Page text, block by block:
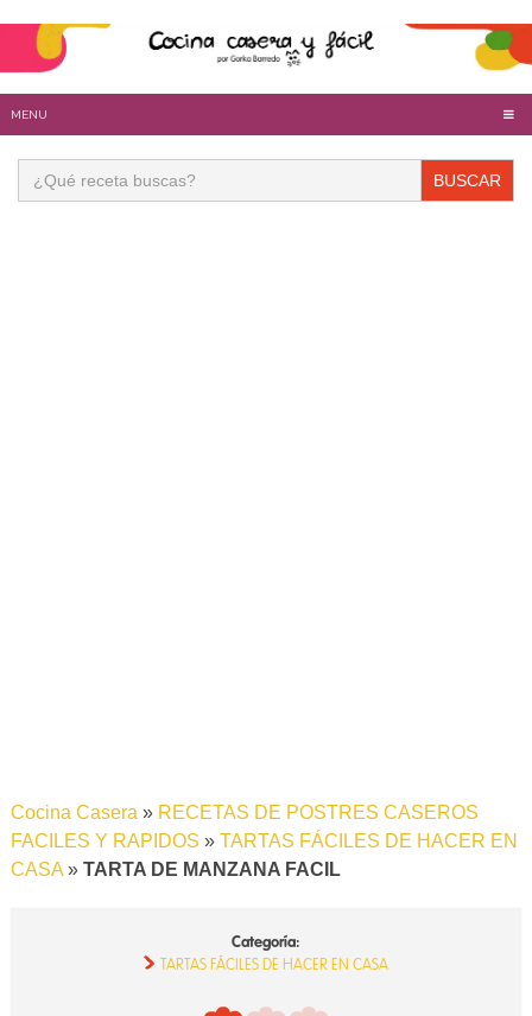
MENU
Buscar:
Cocina Casera» RECETAS DE POSTRES CASEROS
FACILES Y RAPIDOS » TARTAS FÁCILES DE HACER EN
CASA» TARTA DE MANZANA FACIL
Categoría:
TARTAS FÁCILES DE HACER EN CASA